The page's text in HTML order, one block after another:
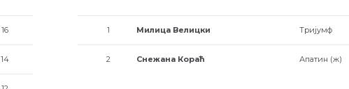
16
14
1 Милица Велицки Тријумф
2 Снежана Кораћ Апатин (ж)